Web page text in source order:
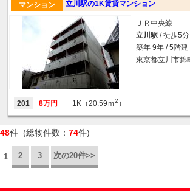
立川駅の1K賃貸マンション
マンション
ＪＲ中央線
立川駅 / 徒歩5分
築年 9年 / 5階建
東京都立川市錦
201 8万円 1K（20.59ｍ2 ）
48件 (総物件数： 74件)
1 2 3 次の20件>>